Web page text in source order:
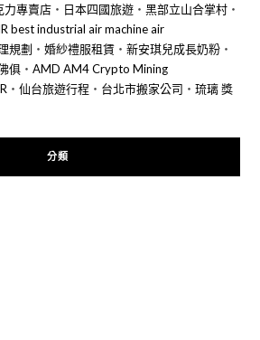
力專賣店‧ 日本四國旅遊‧ 黑部立山合掌村‧
best industrial air machine air
規劃 ‧ 婚紗禮服租賃‧ 新安琪兒成長奶粉‧
俱‧ AMD AM4 Crypto Mining
‧ 仙台旅遊行程 ‧ 台北市搬家公司 ‧ 琉璃 獎
分類